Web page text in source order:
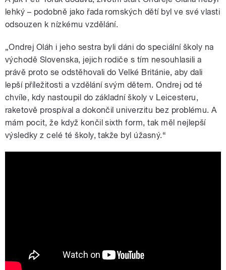
lehký – podobně jako řada romských dětí byl ve své vlasti
odsouzen k nízkému vzdělání.
„Ondrej Oláh i jeho sestra byli dáni do speciální školy na
východě Slovenska, jejich rodiče s tím nesouhlasili a
právě proto se odstěhovali do Velké Británie, aby dali
lepší příležitosti a vzdělání svým dětem. Ondrej od té
chvíle, kdy nastoupil do základní školy v Leicesteru,
raketově prospíval a dokončil univerzitu bez problému. A
mám pocit, že když končil sixth form, tak měl nejlepší
výsledky z celé té školy, takže byl úžasný.“